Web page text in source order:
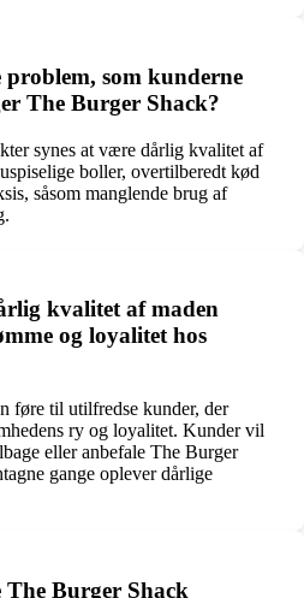
som kunderne
The Burger Shack?
synes at være dårlig kvalitet af
boller, overtilberedt kød
såsom manglende brug af
kvalitet af maden
og loyalitet hos
føre til utilfredse kunder, der
ry og loyalitet. Kunder vil
eller anbefale The Burger
gange oplever dårlige
Burger Shack